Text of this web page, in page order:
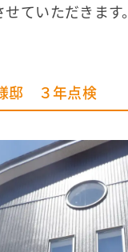
ていただきます。
邸 ３年点検